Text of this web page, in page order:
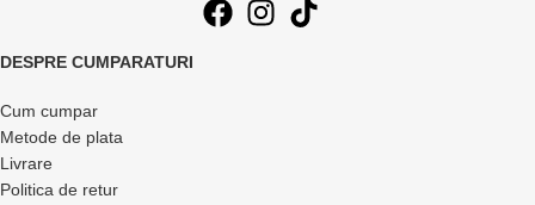
DESPRE CUMPARATURI
Cum cumpar
Metode de plata
Livrare
Politica de retur